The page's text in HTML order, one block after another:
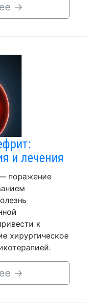
→
и лечения
поражение
к
хирургическое
→